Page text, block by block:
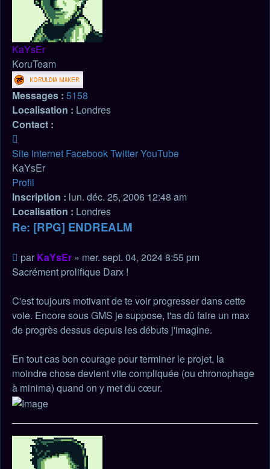
KaYsEr
KoruTeam
Messages : 5158
Localisation : Londres
Contact :
KaYsEr
Site internet FacebookTwitterYouTube
KaYsEr
Profil
Inscription : lun. déc. 25, 2006 12:48 am
Localisation : Londres
Re: [RPG] ENDREALM
Message
non
par KaYsEr » mer. sept. 04, 2024 8:55 pm
Sacrément prolifique Darx !
C'est toujours motivant de te voir progresser dans cette
voie. Encore sous GMS je suppose, t'as dû faire un max
de progrès dessus depuis les débuts j'imagine.
En tout cas bon courage pour terminer le projet, la
moindre chose devient vite compliquée (ou chronophage
à minima) quand on y met du cœur.